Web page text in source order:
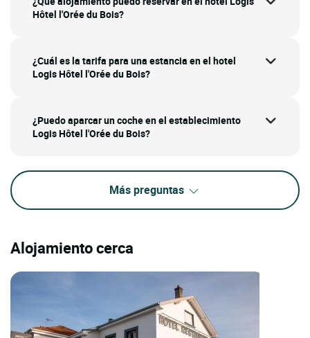
Hôtel l'Orée du Bois?
¿Cuál es la tarifa para una estancia en el hotel
Logis Hôtel l'Orée du Bois?
¿Puedo aparcar un coche en el establecimiento
Logis Hôtel l'Orée du Bois?
Más preguntas
Alojamiento cerca